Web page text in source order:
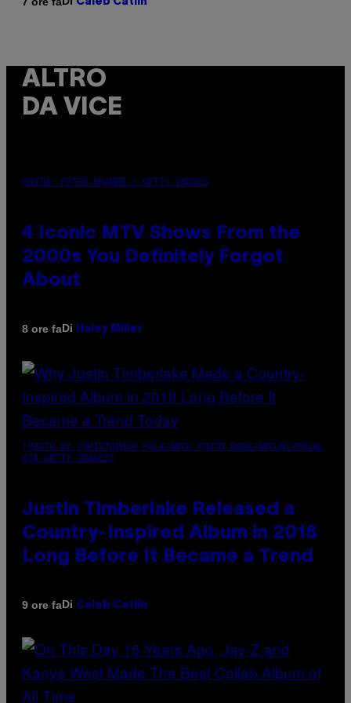
Caleb Catlin
ALTRO
DA VICE
PHOTO: PETER KRAMER / GETTY IMAGES
4 Iconic MTV Shows From the
2000s You Definitely Forgot
About
8 ore faDi Haley Miller
(PHOTO BY CHRISTOPHER POLK/NBCU PHOTO BANK/NBCUNIVERSAL
VIA GETTY IMAGES)
Justin Timberlake Released a
Country-Inspired Album in 2018
Long Before It Became a Trend
9 ore faDi Caleb Catlin